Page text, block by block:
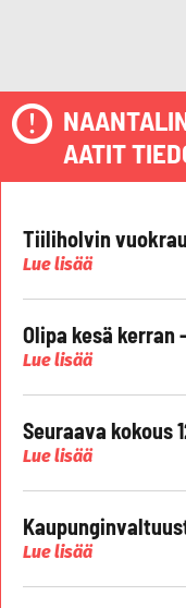
AATIT
Tiiliholvin
Lue lisää
Olipa kesä kerran
Lue lisää
Seuraava kokous
Lue lisää
Lue lisää